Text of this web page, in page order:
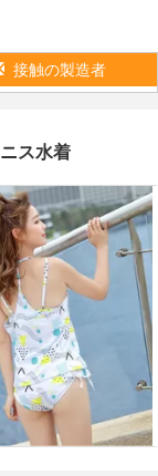
接触の製造者
ス水着